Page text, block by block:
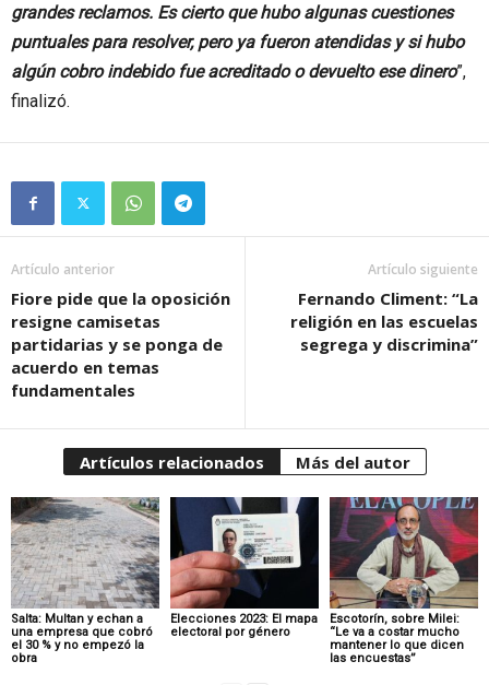
grandes reclamos. Es cierto que hubo algunas cuestiones
puntuales para resolver, pero ya fueron atendidas y si hubo
algún cobro indebido fue acreditado o devuelto ese dinero”,
finalizó.
Artículo anterior
Fiore pide que la oposición
resigne camisetas
partidarias y se ponga de
acuerdo en temas
fundamentales
Artículo siguiente
Fernando Climent: “La
religión en las escuelas
segrega y discrimina”
Artículos relacionados Más del autor
Salta: Multan y echan a
una empresa que cobró
el 30 % y no empezó la
obra
Elecciones 2023: El mapa
electoral por género
Escotorín, sobre Milei:
“Le va a costar mucho
mantener lo que dicen
las encuestas”